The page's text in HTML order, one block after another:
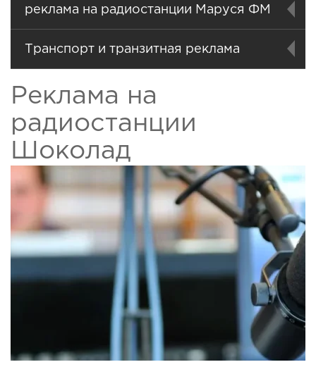
реклама на радиостанции Маруся ФМ
Транспорт и транзитная реклама
Реклама на
радиостанции
Шоколад